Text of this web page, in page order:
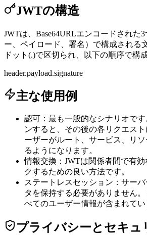
JWTの構造
JWTは、Base64URLエンコードされた
ー、ペイロード、署名）で構成される
ドット(.)で区切られ、以下の順序で構
header.payload.signature
主な使用例
認可：最も一般的なシナリオで
ンすると、その後の各リクエス
ーザーがルート、サービス、リ
るようになります。
情報交換：JWTは関係者間で有
クするための良い方法です。
ステートレスセッション：サー
タを保持する必要がありません
べてのユーザー情報が含まれてい
プライバシーとセキュ